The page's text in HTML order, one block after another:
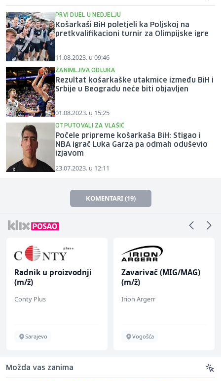
PRVI DUEL U NEDJELJU
Košarkaši BiH poletjeli ka Poljskoj na
pretkvalifikacioni turnir za Olimpijske igre
11.08.2023. u 09:46
ZANIMLJIVA ODLUKA
Rezultat košarkaške utakmice između BiH i
Srbije u Beogradu neće biti objavljen
01.08.2023. u 15:25
OTPUTOVALI ZA VLAŠIĆ
Počele pripreme košarkaša BiH: Stigao i
NBA igrač Luka Garza pa odmah oduševio
izjavom
23.07.2023. u 12:11
KOMENTARI (19)
Radnik u proizvodnji
(m/ž)
Conty Plus
Sarajevo
Zavarivač (MIG/MAG)
(m/ž)
Irion Argerr
Vogošća
Možda vas zanima